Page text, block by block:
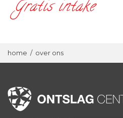
Gratis intake
home / over ons